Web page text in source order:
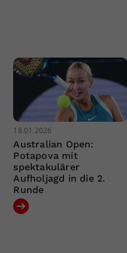
18.01.2026
Australian Open:
Potapova mit
spektakulärer
Aufholjagd in die 2.
Runde